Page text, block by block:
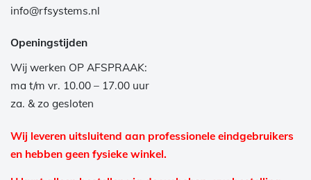
info@rfsystems.nl
Openingstijden
Wij werken OP AFSPRAAK:
ma t/m vr. 10.00 – 17.00 uur
za. & zo gesloten
Wij leveren uitsluitend aan professionele eindgebruikers
en hebben geen fysieke winkel.